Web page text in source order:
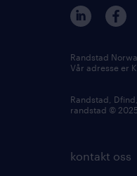
kontakt oss
Randstad
Vår adresse er
Randstad,
randstad © 2025